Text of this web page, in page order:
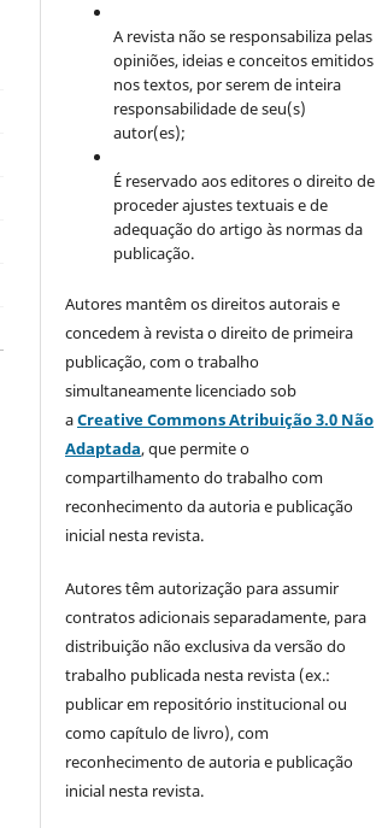
A revista não se responsabiliza pelas
opiniões, ideias e conceitos emitidos
nos textos, por serem de inteira
responsabilidade de seu(s)
autor(es);
É reservado aos editores o direito de
proceder ajustes textuais e de
adequação do artigo às normas da
publicação.
Autores mantêm os direitos autorais e
concedem à revista o direito de primeira
publicação, com o trabalho
simultaneamente licenciado sob
aCreative Commons Atribuição 3.0 Não
Adaptada, que permite o
compartilhamento do trabalho com
reconhecimento da autoria e publicação
inicial nesta revista.
Autores têm autorização para assumir
contratos adicionais separadamente, para
distribuição não exclusiva da versão do
trabalho publicada nesta revista (ex.:
publicar em repositório institucional ou
como capítulo de livro), com
reconhecimento de autoria e publicação
inicial nesta revista.